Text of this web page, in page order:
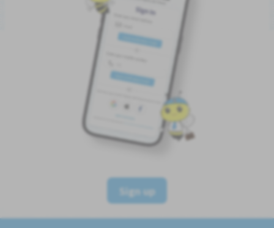
Sign up